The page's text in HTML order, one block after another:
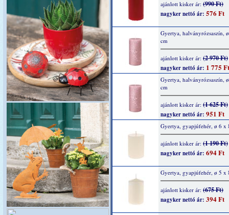
ajánlott kisker ár: (990 Ft)
nagyker nettó ár: 576 Ft
Gyertya, halványrózsaszín,
cm
ajánlott kisker ár: (2 970 Ft)
nagyker nettó ár: 1 775 Ft
Gyertya, halványrózsaszín,
cm
ajánlott kisker ár: (1 625 Ft)
nagyker nettó ár: 951 Ft
Gyertya, gyapjúfehér, ø 6 x
ajánlott kisker ár: (1 190 Ft)
nagyker nettó ár: 694 Ft
Gyertya, gyapjúfehér, ø 5 x
ajánlott kisker ár: (675 Ft)
nagyker nettó ár: 394 Ft